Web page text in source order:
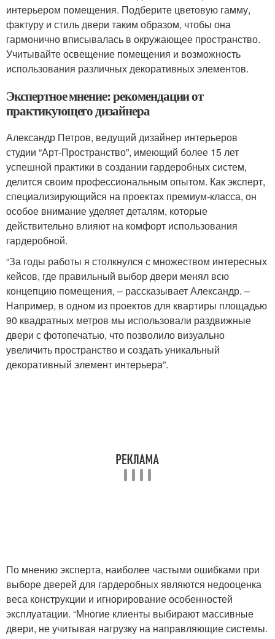
интерьером помещения. Подберите цветовую гамму,
фактуру и стиль двери таким образом, чтобы она
гармонично вписывалась в окружающее пространство.
Учитывайте освещение помещения и возможность
использования различных декоративных элементов.
Экспертное мнение: рекомендации от
практикующего дизайнера
Александр Петров, ведущий дизайнер интерьеров
студии “Арт-Пространство”, имеющий более 15 лет
успешной практики в создании гардеробных систем,
делится своим профессиональным опытом. Как эксперт,
специализирующийся на проектах премиум-класса, он
особое внимание уделяет деталям, которые
действительно влияют на комфорт использования
гардеробной.
“За годы работы я столкнулся с множеством интересных
кейсов, где правильный выбор двери менял всю
концепцию помещения, – рассказывает Александр. –
Например, в одном из проектов для квартиры площадью
90 квадратных метров мы использовали раздвижные
двери с фотопечатью, что позволило визуально
увеличить пространство и создать уникальный
декоративный элемент интерьера”.
По мнению эксперта, наиболее частыми ошибками при
выборе дверей для гардеробных являются недооценка
веса конструкции и игнорирование особенностей
эксплуатации. “Многие клиенты выбирают массивные
двери, не учитывая нагрузку на направляющие системы.